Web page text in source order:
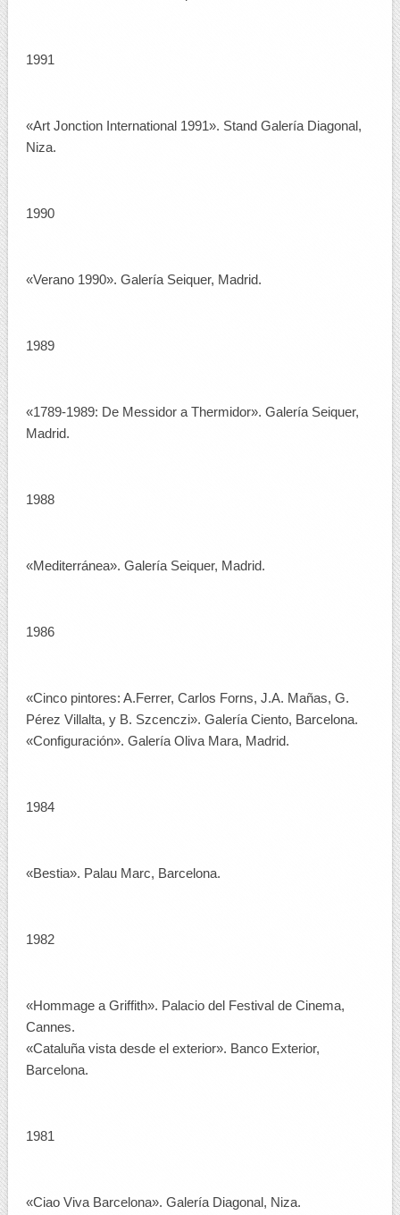
1991
«Art Jonction International 1991». Stand Galería Diagonal,
Niza.
1990
«Verano 1990». Galería Seiquer, Madrid.
1989
«1789-1989: De Messidor a Thermidor». Galería Seiquer,
Madrid.
1988
«Mediterránea». Galería Seiquer, Madrid.
1986
«Cinco pintores: A.Ferrer, Carlos Forns, J.A. Mañas, G.
Pérez Villalta, y B. Szcenczi». Galería Ciento, Barcelona.
«Configuración». Galería Oliva Mara, Madrid.
1984
«Bestia». Palau Marc, Barcelona.
1982
«Hommage a Griffith». Palacio del Festival de Cinema,
Cannes.
«Cataluña vista desde el exterior». Banco Exterior,
Barcelona.
1981
«Ciao Viva Barcelona». Galería Diagonal, Niza.